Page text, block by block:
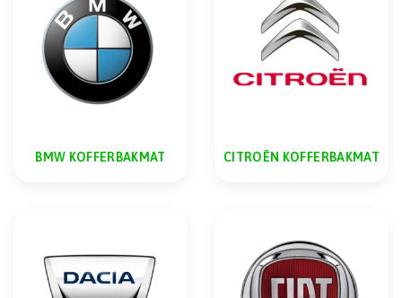
BMW KOFFERBAKMAT CITROËN KOFFERBAKMAT